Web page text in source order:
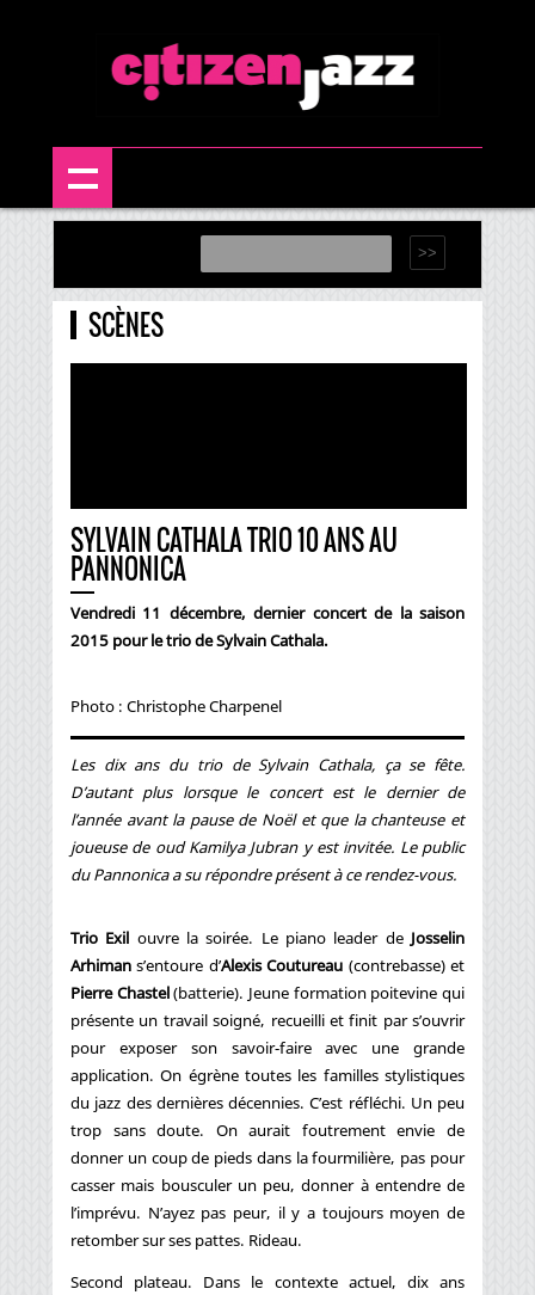
SCÈNES
SYLVAIN CATHALA TRIO 10 ANS AU
PANNONICA
Vendredi 11 décembre, dernier concert de la saison
2015 pour le trio de Sylvain Cathala.
Photo : Christophe Charpenel
Les dix ans du trio de Sylvain Cathala, ça se fête.
D’autant plus lorsque le concert est le dernier de
l’année avant la pause de Noël et que la chanteuse et
joueuse de oud Kamilya Jubran y est invitée. Le public
du Pannonica a su répondre présent à ce rendez-vous.
Trio Exil ouvre la soirée. Le piano leader de Josselin
Arhiman s’entoure d’Alexis Coutureau (contrebasse) et
Pierre Chastel(batterie). Jeune formation poitevine qui
présente un travail soigné, recueilli et finit par s’ouvrir
pour exposer son savoir-faire avec une grande
application. On égrène toutes les familles stylistiques
du jazz des dernières décennies. C’est réfléchi. Un peu
trop sans doute. On aurait foutrement envie de
donner un coup de pieds dans la fourmilière, pas pour
casser mais bousculer un peu, donner à entendre de
l’imprévu. N’ayez pas peur, il y a toujours moyen de
retomber sur ses pattes. Rideau.
Second plateau. Dans le contexte actuel, dix ans